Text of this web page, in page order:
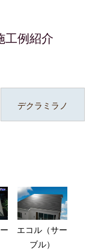
工例紹介
デクラミラノ
エコル（サー
ブル）